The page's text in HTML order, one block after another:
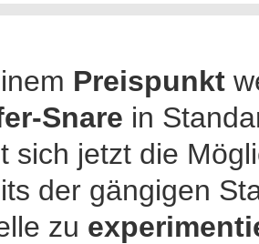
Preispunkt
Snare in
sich jetzt die
der gängigen
zu